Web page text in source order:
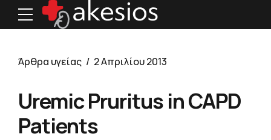
Άρθρα υγείας 2 Απριλίου 2013
Uremic Pruritus in CAPD
Patients